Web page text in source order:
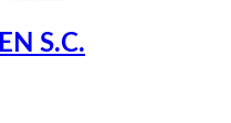
S.C.